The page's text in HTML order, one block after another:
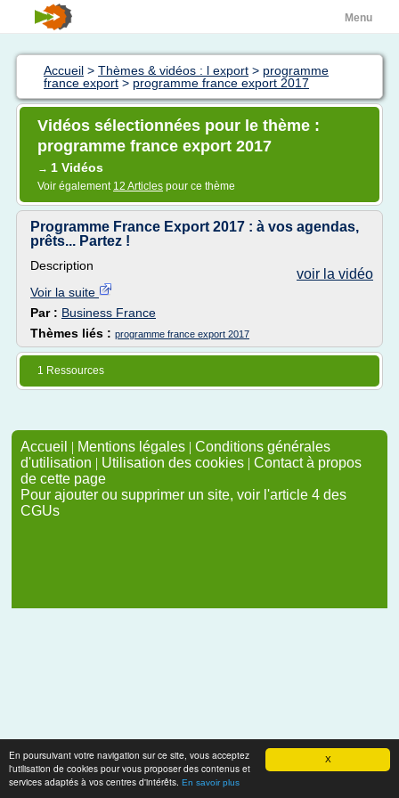
X
En poursuivant votre navigation sur ce site, vous acceptez
l'utilisation de cookies pour vous proposer des contenus et
services adaptés à vos centres d'intérêts. En savoir plus
Menu
Accueil > Thèmes & vidéos : l export > programme
france export > programme france export 2017
Vidéos sélectionnées pour le thème :
programme france export 2017
→ 1 Vidéos
Voir également 12 Articles pour ce thème
Programme France Export 2017 : à vos agendas,
prêts... Partez !
voir la vidéo
Description
Voir la suite
Par : Business France
Thèmes liés : programme france export 2017
1 Ressources
Accueil | Mentions légales | Conditions générales
d'utilisation | Utilisation des cookies | Contact à propos
de cette page
Pour ajouter ou supprimer un site, voir l'article 4 des
CGUs